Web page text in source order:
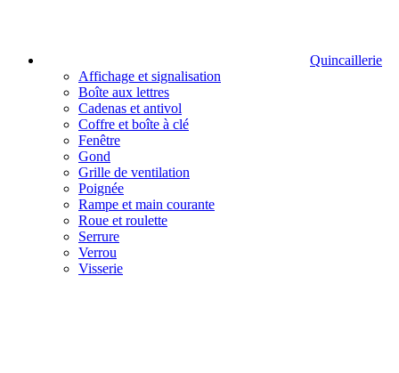
Quincaillerie
Affichage et signalisation
Boîte aux lettres
Cadenas et antivol
Coffre et boîte à clé
Fenêtre
Gond
Grille de ventilation
Poignée
Rampe et main courante
Roue et roulette
Serrure
Verrou
Visserie